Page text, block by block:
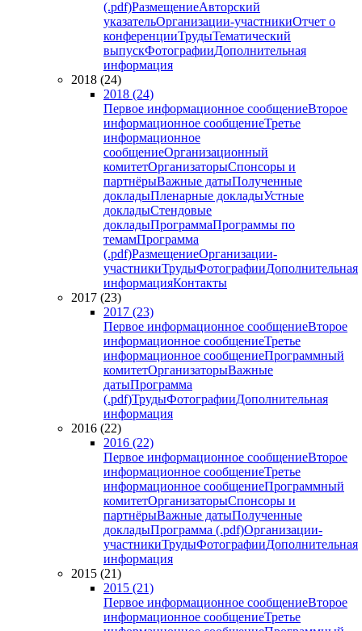
(.pdf)РазмещениеАвторский
указательОрганизации-участникиОтчет о
конференцииТрудыТематический
выпускФотографииДополнительная
информация
2018 (24)
2018 (24)
Первое информационное сообщениеВторое
информационное сообщениеТретье
информационное
сообщениеОрганизационный
комитетОрганизаторыСпонсоры и
партнёрыВажные датыПолученные
докладыПленарные докладыУстные
докладыСтендовые
докладыПрограммаПрограммы по
темамПрограмма
(.pdf)РазмещениеОрганизации-
участникиТрудыФотографииДополнительная
информацияКонтакты
2017 (23)
2017 (23)
Первое информационное сообщениеВторое
информационное сообщениеТретье
информационное сообщениеПрограммный
комитетОрганизаторыВажные
датыПрограмма
(.pdf)ТрудыФотографииДополнительная
информация
2016 (22)
2016 (22)
Первое информационное сообщениеВторое
информационное сообщениеТретье
информационное сообщениеПрограммный
комитетОрганизаторыСпонсоры и
партнёрыВажные датыПолученные
докладыПрограмма (.pdf)Организации-
участникиТрудыФотографииДополнительная
информация
2015 (21)
2015 (21)
Первое информационное сообщениеВторое
информационное сообщениеТретье